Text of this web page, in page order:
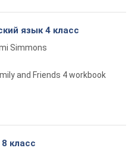
язык 4 класс
Simmons
and Friends 4 workbook
класс